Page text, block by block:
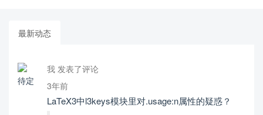
最新动态
我 发表了评论
3年前
LaTeX3中l3keys模块里对.usage:n属性的疑惑？